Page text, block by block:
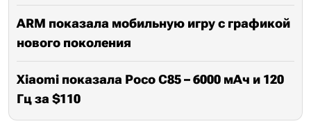
ARM показала мобильную игру с графикой
нового поколения
Xiaomi показала Poco C85 – 6000 мАч и 120
Гц за $110